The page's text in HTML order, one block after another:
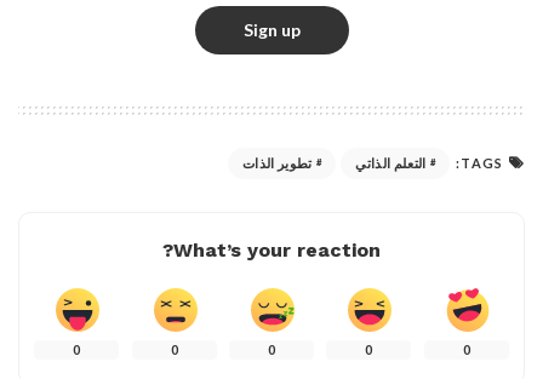
TAGS: التعلم الذاتي تطوير الذات
What’s your reaction?
0
0
0
0
0